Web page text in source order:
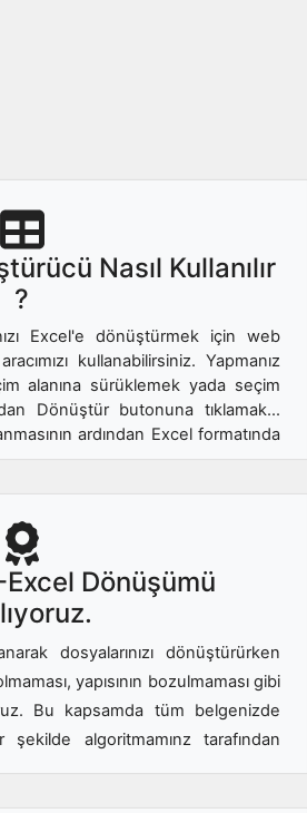
Nasıl Kullanılır
?
Excel'e dönüştürmek için web
kullanabilirsiniz. Yapmanız
alanına sürüklemek yada seçim
Dönüştür butonuna tıklamak...
ardından Excel formatında
Dönüşümü
dosyalarınızı dönüştürürken
yapısının bozulmaması gibi
Bu kapsamda tüm belgenizde
algoritmamınz tarafından